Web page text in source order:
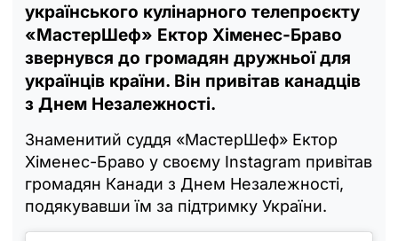
українського кулінарного телепроєкту
«МастерШеф» Ектор Хіменес-Браво
звернувся до громадян дружньої для
українців країни. Він привітав канадців
з Днем Незалежності.
Знаменитий суддя «МастерШеф» Ектор
Хіменес-Браво у своєму Instagram привітав
громадян Канади з Днем Незалежності,
подякувавши їм за підтримку України.